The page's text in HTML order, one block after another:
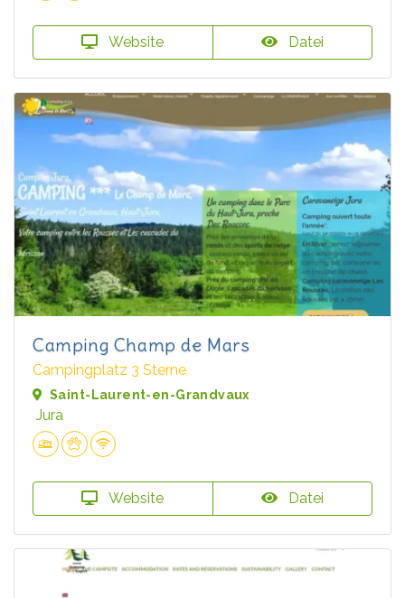
Website Datei
Camping Champ de Mars
Campingplatz 3 Sterne
Saint-Laurent-en-Grandvaux
Jura
Website Datei